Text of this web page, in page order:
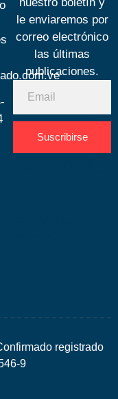
le enviaremos por
correo electrónico
las últimas
publicaciones.
Suscribirse
registrado
9